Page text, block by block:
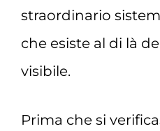
straordinario
che esiste al di là
visibile.
Prima che si